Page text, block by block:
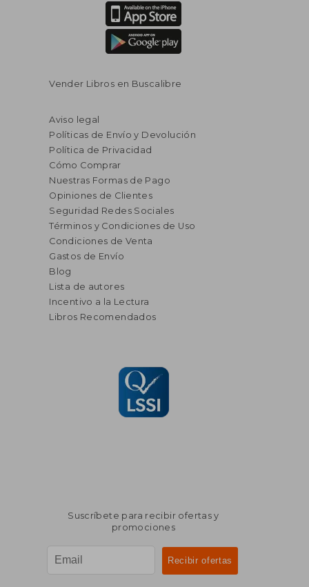
Vender Libros en Buscalibre
Aviso legal
Políticas de Envío y Devolución
Política de Privacidad
Cómo Comprar
Nuestras Formas de Pago
Opiniones de Clientes
Seguridad Redes Sociales
Términos y Condiciones de Uso
Condiciones de Venta
Gastos de Envío
Blog
Lista de autores
Incentivo a la Lectura
Libros Recomendados
Suscríbete para recibir ofertas y
promociones